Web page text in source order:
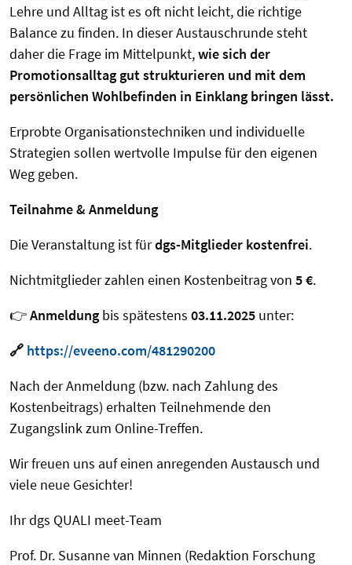
Lehre und Alltag ist es oft nicht leicht, die richtige
Balance zu finden. In dieser Austauschrunde steht
daher die Frage im Mittelpunkt,wie sich der
Promotionsalltag gut strukturieren und mit dem
persönlichen Wohlbefinden in Einklang bringen lässt.
Erprobte Organisationstechniken und individuelle
Strategien sollen wertvolle Impulse für den eigenen
Weg geben.
Teilnahme & Anmeldung
Die Veranstaltung ist fürdgs-Mitglieder kostenfrei.
Nichtmitglieder zahlen einen Kostenbeitrag von 5 €.
👉Anmeldung bis spätestens 03.11.2025 unter:
🔗 https://eveeno.com/481290200
Nach der Anmeldung (bzw. nach Zahlung des
Kostenbeitrags) erhalten Teilnehmende den
Zugangslink zum Online-Treffen.
Wir freuen uns auf einen anregenden Austausch und
viele neue Gesichter!
Ihr dgs QUALI meet-Team
Prof. Dr. Susanne van Minnen (Redaktion Forschung